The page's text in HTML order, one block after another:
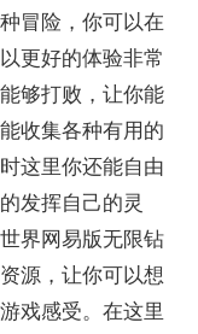
冒险，你可以在
更好的体验非常
够打败，让你能
收集各种有用的
这里你还能自由
发挥自己的灵
界网易版无限钻
源，让你可以想
戏感受。在这里